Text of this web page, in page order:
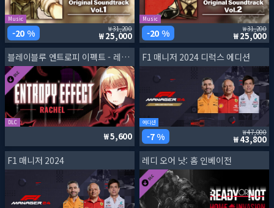
Music
20 % 31,200
25,000
Music
20 % 31,200
25,000
블레이블루 엔트로피 이펙트 - 레이첼 캐릭터 팩
DLC
5,600
F1 매니저 2024 디럭스 에디션
에디션
7 % 47,000
43,800
F1 매니저 2024 레디 오어 낫: 홈 인베이전